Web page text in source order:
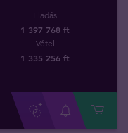
Eladás
1 397 768 ft
Vétel
1 335 256 ft